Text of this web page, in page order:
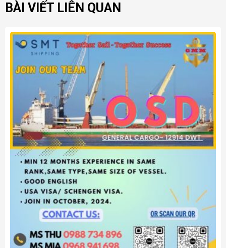
BÀI VIẾT LIÊN QUAN